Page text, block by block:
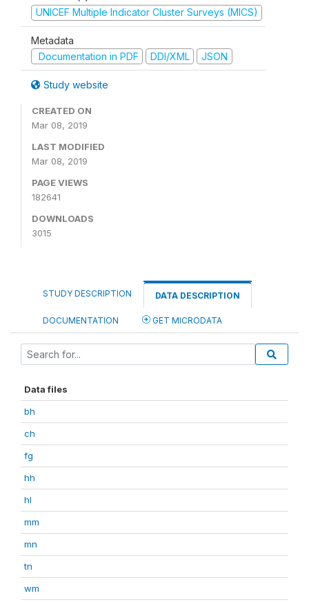
UNICEF Multiple Indicator Cluster Surveys (MICS)
Metadata
Documentation in PDF
DDI/XML JSON
Study website
CREATED ON
Mar 08, 2019
LAST MODIFIED
Mar 08, 2019
PAGE VIEWS
182641
DOWNLOADS
3015
STUDY DESCRIPTION DATA DESCRIPTION
DOCUMENTATION GET MICRODATA
Data files
bh
ch
fg
hh
hl
mm
mn
tn
wm